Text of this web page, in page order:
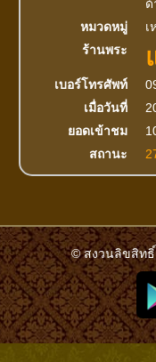
ด้
หมวดหมู่
เ
ร้านพระ
เบอร์โทรศัพท์
เมื่อวันที่
ยอดเข้าชม
สถานะ
© สงวนลิขสิทธิ์